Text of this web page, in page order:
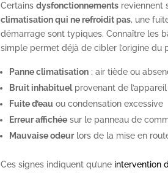
Certainsdysfonctionnements reviennent
climatisation qui ne refroidit pas, une
démarrage sont typiques. Connaître les
simple permet déjà de cibler l’origine
Panne climatisation : air tiède ou
Bruit inhabituelprovenant de
Fuite d’eau ou condensation excessive
Erreur affichée sur le panneau de
Mauvaise odeurlors de la mise en
Ces signes indiquent qu’une intervention